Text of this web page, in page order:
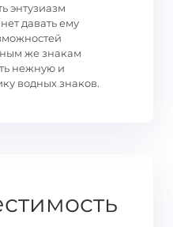
энтузиазм
давать ему
же знакам
нежную и
водных знаков.